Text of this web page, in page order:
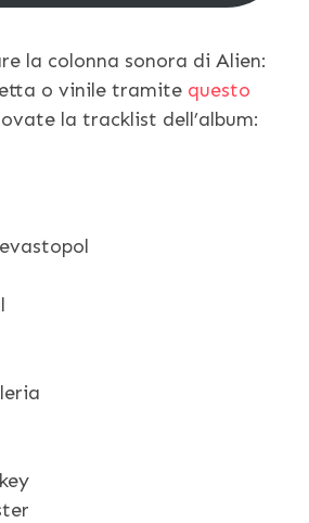
la colonna sonora di Alien:
o vinile tramite questo
la tracklist dell’album: